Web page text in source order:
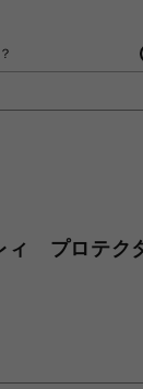
ィ プロテ